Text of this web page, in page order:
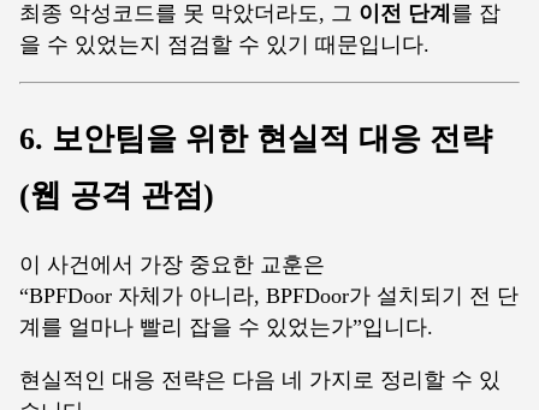
최종 악성코드를 못 막았더라도, 그 이전 단계 를 잡
을 수 있었는지 점검할 수 있기 때문입니다.
6. 보안팀을 위한 현실적 대응 전략
(웹 공격 관점)
이 사건에서 가장 중요한 교훈은
“BPFDoor 자체가 아니라, BPFDoor가 설치되기 전 단
계를 얼마나 빨리 잡을 수 있었는가”입니다.
현실적인 대응 전략은 다음 네 가지로 정리할 수 있